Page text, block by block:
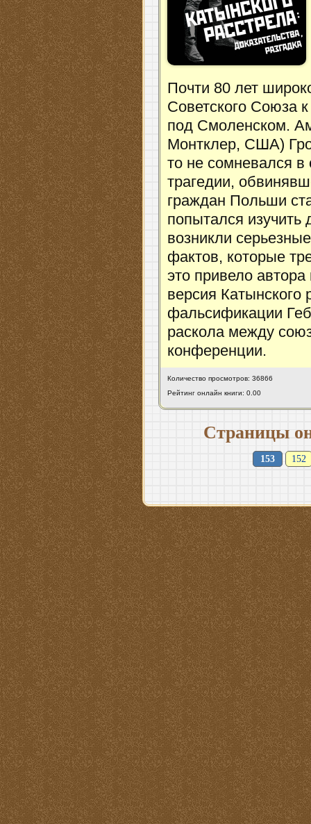
Почти 80 лет
Советского Союза
под Смоленском.
Монтклер, США)
то не сомневался
трагедии,
граждан Польши
попытался изучить
возникли
фактов, которые
это привело
версия Катынского
фальсификации
раскола между
конференции.
Количество просмотров: 36866
Рейтинг онлайн книги: 0.00
Страницы
153 152